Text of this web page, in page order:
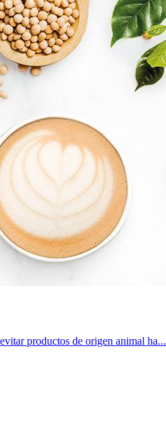
productos de origen animal ha...